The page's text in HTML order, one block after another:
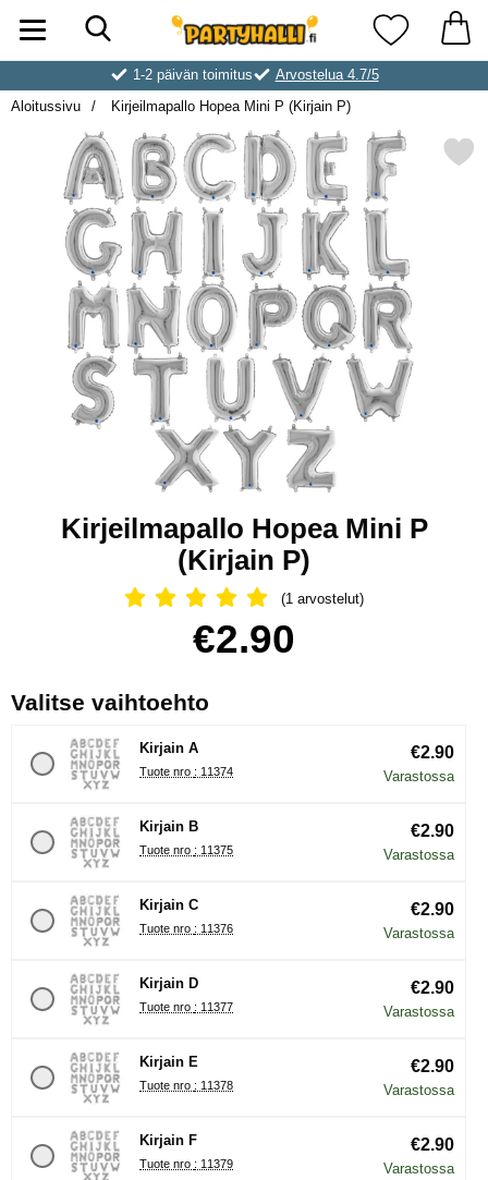
Ostoskori laajennettu Partyhallen AB
Suosikkini
1-2 päivän toimitus
Arvostelua 4.7/5
Aloitussivu
Kirjeilmapallo Hopea Mini P (Kirjain P)
Merkitse kirjeilmapallo Hopea
Kirjeilmapallo Hopea Mini P
(Kirjain P)
Arvostelu: 5 Tähdet, Ohita kaikki
(1 arvostelut)
hinta
€2.90
Valitse vaihtoehto
Kirjain A
Tuote nro : 11374
€2.90
Varastossa
Kirjain B
Tuote nro : 11375
€2.90
Varastossa
Kirjain C
Tuote nro : 11376
€2.90
Varastossa
Kirjain D
Tuote nro : 11377
€2.90
Varastossa
Kirjain E
Tuote nro : 11378
€2.90
Varastossa
Kirjain F
Tuote nro : 11379
€2.90
Varastossa